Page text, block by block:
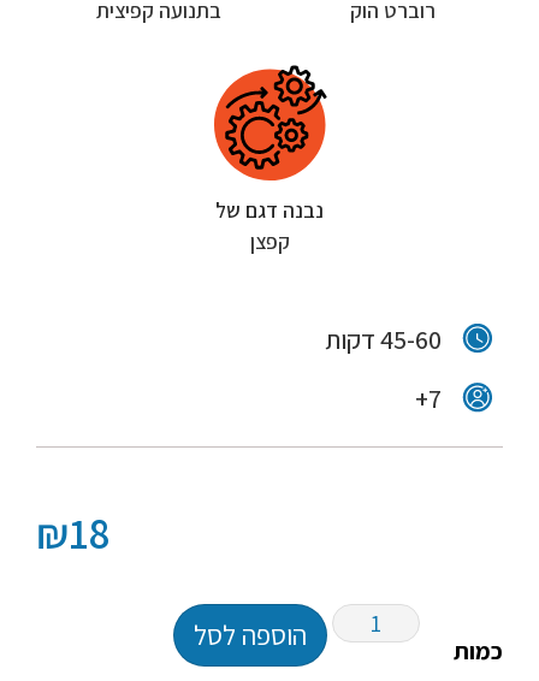
רוברט הוק
בתנועה קפיצית
נבנה דגם של
קפצן
45-60 דקות
7+
₪18
כמות הוספה לסל